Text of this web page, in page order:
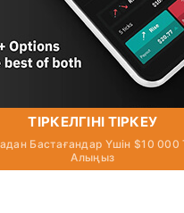
ТІРКЕЛГІНІ ТІРКЕУ
Бастағандар Үшін $10 000
Алыңыз